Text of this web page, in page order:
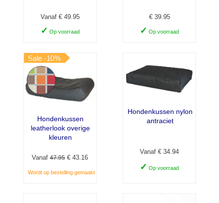
Vanaf € 49.95
✓ Op voorraad
€ 39.95
✓ Op voorraad
Sale -10%
Hondenkussen
leatherlook overige
kleuren
Vanaf47.95€ 43.16
Wordt op bestelling gemaakt
Hondenkussen nylon
antraciet
Vanaf € 34.94
✓ Op voorraad